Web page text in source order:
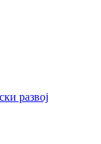
развој